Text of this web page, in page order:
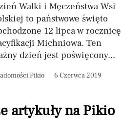
Walki i Męczeństwa Wsi
to państwowe święto
12 lipca w rocznicę
Michniowa. Ten
dzień jest poświęcony...
Pikio 6 Czerwca 2019
artykuły na Pikio